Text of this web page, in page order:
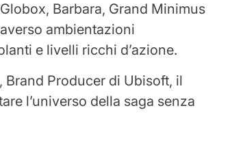
Barbara, Grand Minimus
ambientazioni
e livelli ricchi d’azione.
Producer di Ubisoft, il
l’universo della saga senza